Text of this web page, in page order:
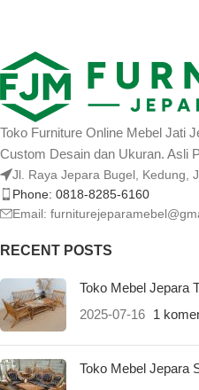
Toko Furniture Online Mebel Jati
Custom Desain dan Ukuran. Asli
Jl. Raya Jepara Bugel, Kedung,
Phone: 0818-8285-6160
Email:
RECENT POSTS
Toko Mebel Jepara
2025-07-16 1
Toko Mebel Jepara